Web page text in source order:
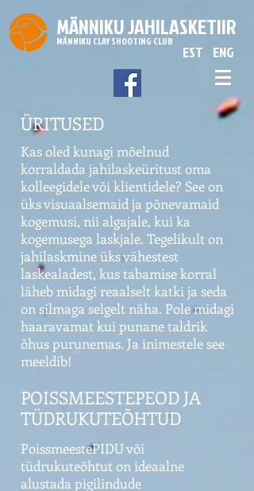
MÄNNIKU JAHILASKETIIR
MÄNNIKU CLAY SHOOTING CLUB
EST ENG
ÜRITUSED
Kas oled kunagi mõelnud
korraldada jahilaskeüritust oma
kolleegidele või klientidele? See on
üks visuaalsemaid ja põnevamaid
kogemusi, nii algajale, kui ka
kogemusega laskjale. Tegelikult on
jahilaskmine üks vähestest
laskealadest, kus tabamise korral
läheb midagi reaalselt katki ja seda
on silmaga selgelt näha. Pole midagi
haaravamat kui punane taldrik
õhus purunemas. Ja inimestele see
meeldib!
POISSMEESTEPEOD JA
TÜDRUKUTEÕHTUD
PoissmeestePIDU või
tüdrukuteõhtut on ideaalne
alustada pigilindude